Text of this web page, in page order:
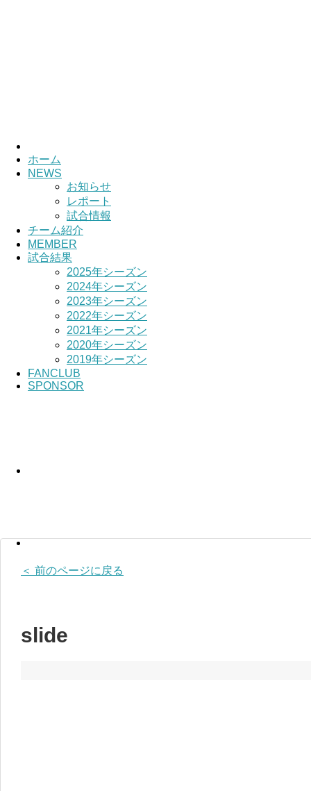
ホーム
NEWS
お知らせ
レポート
試合情報
チーム紹介
MEMBER
試合結果
2025年シーズン
2024年シーズン
2023年シーズン
2022年シーズン
2021年シーズン
2020年シーズン
2019年シーズン
FANCLUB
SPONSOR
＜ 前のページに戻る
slide